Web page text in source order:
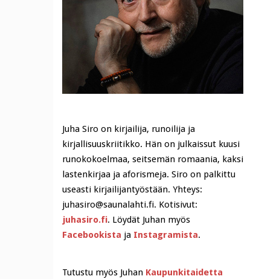
Juha Siro on kirjailija, runoilija ja
kirjallisuuskriitikko. Hän on julkaissut kuusi
runokokoelmaa, seitsemän romaania, kaksi
lastenkirjaa ja aforismeja. Siro on palkittu
useasti kirjailijantyöstään. Yhteys:
juhasiro@saunalahti.fi. Kotisivut:
juhasiro.fi. Löydät Juhan myös
Facebookista ja Instagramista.
Tutustu myös Juhan Kaupunkitaidetta